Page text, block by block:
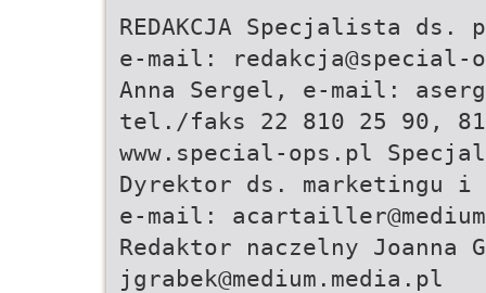
REDAKCJA Specjalista ds.
e-mail:
redakcja@special-
Anna Sergel, e-mail:
tel./faks 22 810 25 90,
www.special-ops.pl
Dyrektor ds. marketingu
e-mail:
Redaktor naczelny Joanna
jgrabek@medium.media.pl